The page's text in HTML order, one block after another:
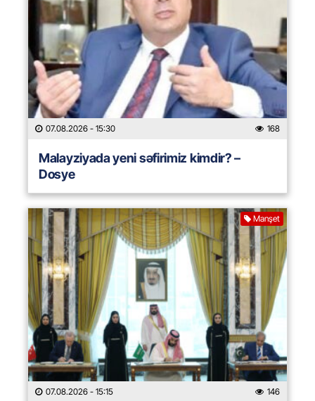
07.08.2026 - 15:30 168
Malayziyada yeni səfirimiz kimdir? –
Dosye
Manşet
07.08.2026 - 15:15 146